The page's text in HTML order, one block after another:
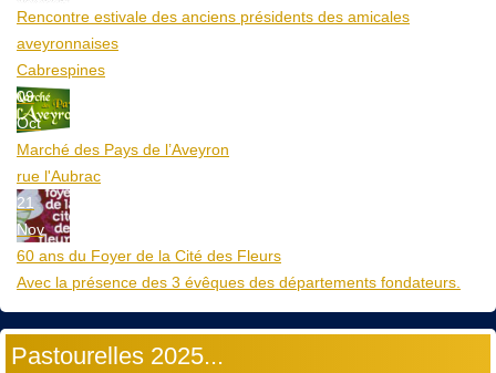
Rencontre estivale des anciens présidents des amicales
aveyronnaises
Cabrespines
09
Oct
Marché des Pays de l’Aveyron
rue l'Aubrac
21
Nov
60 ans du Foyer de la Cité des Fleurs
Avec la présence des 3 évêques des départements fondateurs.
Pastourelles 2025...